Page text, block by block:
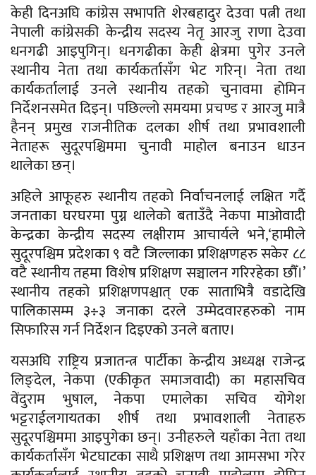
केही दिनअघि कांग्रेस सभापति शेरबहादुर देउवा पत्नी तथा
नेपाली कांग्रेसकी केन्द्रीय सदस्य नेतृ आरजु राणा देउवा
धनगढी आइपुगिन्। धनगढीका केही क्षेत्रमा पुगेर उनले
स्थानीय नेता तथा कार्यकर्तासँग भेट गरिन्। नेता तथा
कार्यकर्तालाई उनले स्थानीय तहको चुनावमा होमिन
निर्देशनसमेत दिइन्। पछिल्लो समयमा प्रचण्ड र आरजु मात्रै
हैनन् प्रमुख राजनीतिक दलका शीर्ष तथा प्रभावशाली
नेताहरू सुदूरपश्चिममा चुनावी माहोल बनाउन धाउन
थालेका छन्।
अहिले आफूहरु स्थानीय तहको निर्वाचनलाई लक्षित गर्दै
जनताका घरघरमा पुग्न थालेको बताउँदै नेकपा माओवादी
केन्द्रका केन्द्रीय सदस्य लक्षीराम आचार्यले भने,‘हामीले
सुदूरपश्चिम प्रदेशका ९ वटै जिल्लाका प्रशिक्षणहरु सकेर ८८
वटै स्थानीय तहमा विशेष प्रशिक्षण सञ्चालन गरिरहेका छौँ।’
स्थानीय तहको प्रशिक्षणपश्चात् एक साताभित्रै वडादेखि
पालिकासम्म ३÷३ जनाका दरले उम्मेदवारहरुको नाम
सिफारिस गर्न निर्देशन दिइएको उनले बताए।
यसअघि राष्ट्रिय प्रजातन्त्र पार्टीका केन्द्रीय अध्यक्ष राजेन्द्र
लिङ्देल, नेकपा (एकीकृत समाजवादी) का महासचिव
वेंदुराम भुषाल, नेकपा एमालेका सचिव योगेश
भट्टराईलगायतका शीर्ष तथा प्रभावशाली नेताहरु
सुदूरपश्चिममा आइपुगेका छन्। उनीहरुले यहाँका नेता तथा
कार्यकर्तासँग भेटघाटका साथै प्रशिक्षण तथा आमसभा गरेर